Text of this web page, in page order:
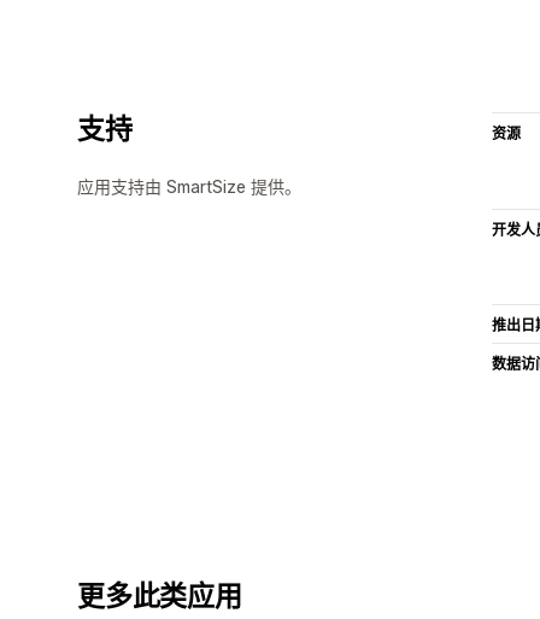
支持
应用支持由 SmartSize 提供。
资源
开发人
推出日
数据访
更多此类应用